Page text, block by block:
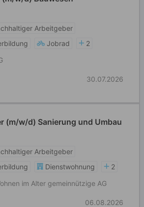
Arbeitgeber
Jobrad
2
30.07.2026
(m/w/d) Sanierung und Umbau
Arbeitgeber
Dienstwohnung
2
im Alter gemeinnützige AG
06.08.2026